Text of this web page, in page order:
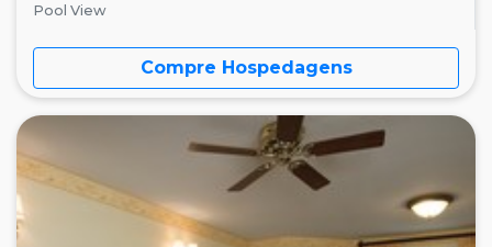
Pool View
Compre Hospedagens